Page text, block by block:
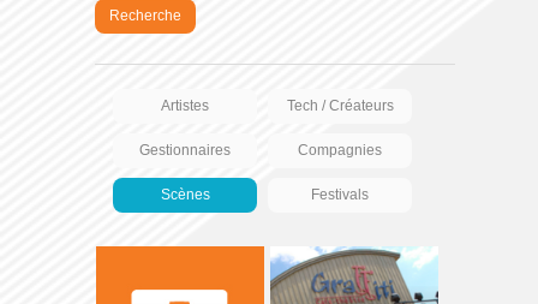
Recherche
Artistes Tech / Créateurs
Gestionnaires Compagnies
Scènes Festivals